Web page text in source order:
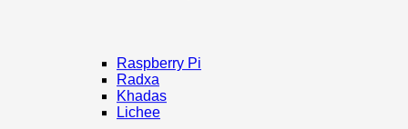
Raspberry Pi
Radxa
Khadas
Lichee